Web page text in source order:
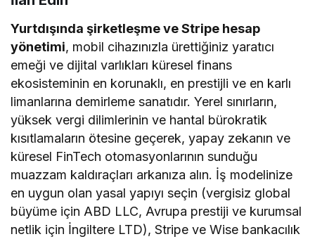
Yurtdışında şirketleşme ve Stripe hesap
yönetimi, mobil cihazınızla ürettiğiniz yaratıcı
emeği ve dijital varlıkları küresel finans
ekosisteminin en korunaklı, en prestijli ve en karlı
limanlarına demirleme sanatıdır. Yerel sınırların,
yüksek vergi dilimlerinin ve hantal bürokratik
kısıtlamaların ötesine geçerek, yapay zekanın ve
küresel FinTech otomasyonlarının sunduğu
muazzam kaldıraçları arkanıza alın. İş modelinize
en uygun olan yasal yapıyı seçin (vergisiz global
büyüme için ABD LLC, Avrupa prestiji ve kurumsal
netlik için İngiltere LTD), Stripe ve Wise bankacılık